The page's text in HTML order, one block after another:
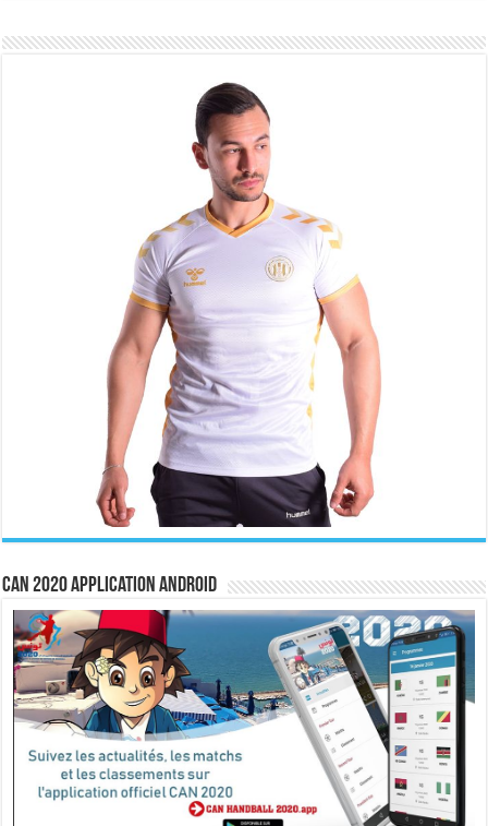
CAN 2020 Application Android